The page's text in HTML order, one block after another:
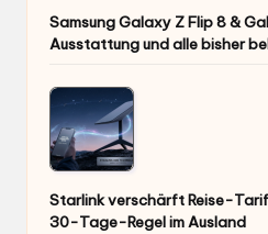
Samsung Galaxy Z Flip 8 &
Ausstattung und alle bisher
Starlink verschärft Reise-
30-Tage-Regel im Ausland